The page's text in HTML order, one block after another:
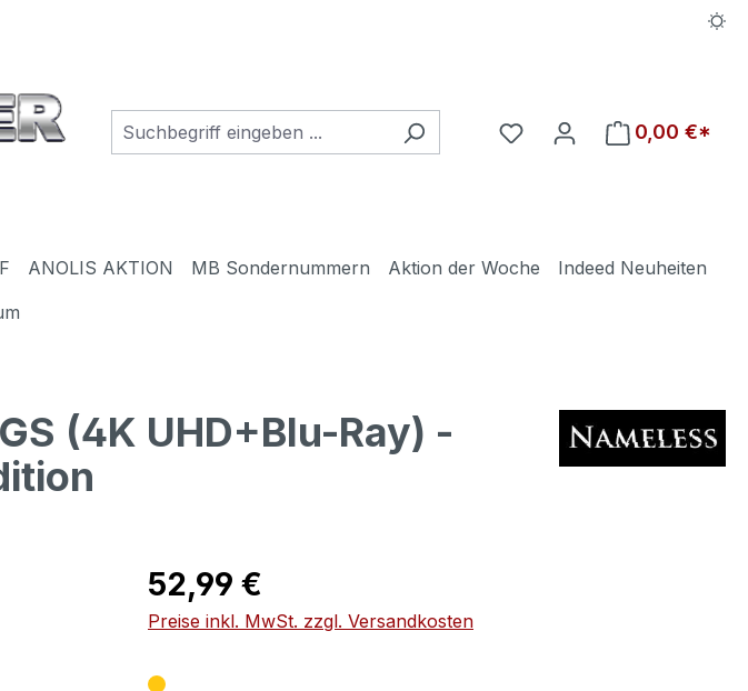
Du hast 0 Produkte auf
0,00 €*
ANOLIS AKTION MB Sondernummern Aktion der Woche
Indeed Neuheiten
(4K UHD+Blu-Ray) -
Regulärer Preis:
52,99 €
Preise inkl. MwSt. zzgl. Versandkosten